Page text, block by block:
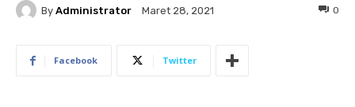
By Administrator Maret 28, 2021 0
Facebook Twitter